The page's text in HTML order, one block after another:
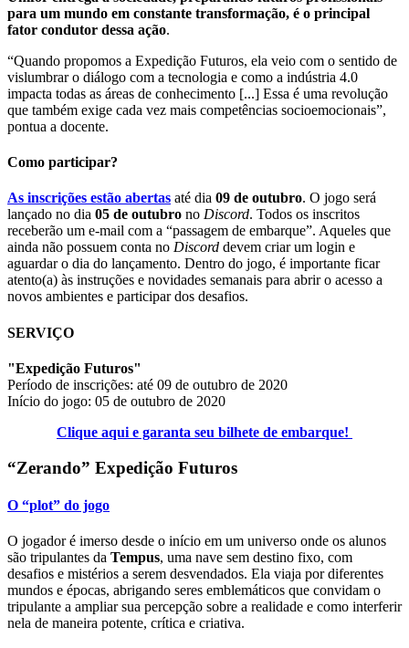
para um mundo em constante transformação, é o principal
fator condutor dessa ação.
“Quando propomos a Expedição Futuros, ela veio com o sentido de
vislumbrar o diálogo com a tecnologia e como a indústria 4.0
impacta todas as áreas de conhecimento [...] Essa é uma revolução
que também exige cada vez mais competências socioemocionais”,
pontua a docente.
Como participar?
As inscrições estão abertas até dia 09 de outubro. O jogo será
lançado no dia 05 de outubro no Discord. Todos os inscritos
receberão um e-mail com a “passagem de embarque”. Aqueles que
ainda não possuem conta no Discord devem criar um login e
aguardar o dia do lançamento. Dentro do jogo, é importante ficar
atento(a) às instruções e novidades semanais para abrir o acesso a
novos ambientes e participar dos desafios.
SERVIÇO
"Expedição Futuros"
Período de inscrições: até 09 de outubro de 2020
Início do jogo: 05 de outubro de 2020
Clique aqui e garanta seu bilhete de embarque!
“Zerando” Expedição Futuros
O “plot” do jogo
O jogador é imerso desde o início em um universo onde os alunos
são tripulantes da Tempus, uma nave sem destino fixo, com
desafios e mistérios a serem desvendados. Ela viaja por diferentes
mundos e épocas, abrigando seres emblemáticos que convidam o
tripulante a ampliar sua percepção sobre a realidade e como interferir
nela de maneira potente, crítica e criativa.